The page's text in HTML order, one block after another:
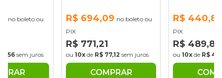
no boleto ou
sem juros
R$ 694,09 no boleto ou
PIX
R$ 771,21
ou 10x de R$ 77,12 sem juros
COMPRAR
R$ 440,86
PIX
R$ 489,84
ou 10x de R$